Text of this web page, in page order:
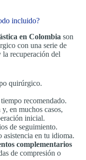
incluido?
en Colombia son
con una serie de
recuperación del
quirúrgico.
recomendado.
y, en muchos casos,
inicial.
de seguimiento.
asistencia en tu idioma.
complementarios
de compresión o